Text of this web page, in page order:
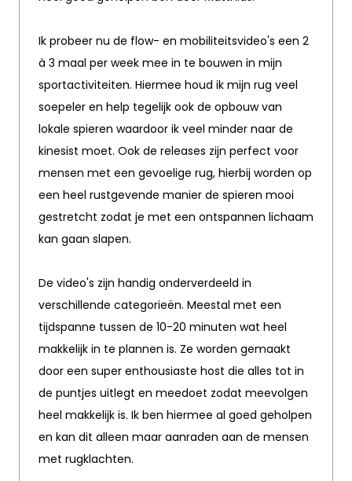
Ik probeer nu de flow- en mobiliteitsvideo's een 2
à 3 maal per week mee in te bouwen in mijn
sportactiviteiten. Hiermee houd ik mijn rug veel
soepeler en help tegelijk ook de opbouw van
lokale spieren waardoor ik veel minder naar de
kinesist moet. Ook de releases zijn perfect voor
mensen met een gevoelige rug, hierbij worden op
een heel rustgevende manier de spieren mooi
gestretcht zodat je met een ontspannen lichaam
kan gaan slapen.
De video's zijn handig onderverdeeld in
verschillende categorieën. Meestal met een
tijdspanne tussen de 10-20 minuten wat heel
makkelijk in te plannen is. Ze worden gemaakt
door een super enthousiaste host die alles tot in
de puntjes uitlegt en meedoet zodat meevolgen
heel makkelijk is. Ik ben hiermee al goed geholpen
en kan dit alleen maar aanraden aan de mensen
met rugklachten.